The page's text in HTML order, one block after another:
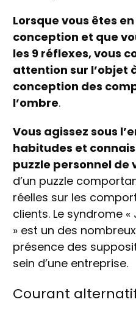
Lorsque vous êtes
conception et que
les 9 réflexes, vous
attention sur l’objet
conception des
l’ombre.
Vous agissez sous
habitudes et
puzzle personnel de
d’un puzzle
réelles sur les
clients. Le syndrome «
» est un des
présence des
sein d’une entreprise.
Courant